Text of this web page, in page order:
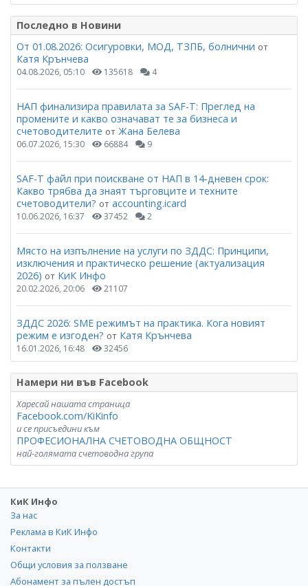
Последно в Новини
От 01.08.2026: Осигуровки, МОД, ТЗПБ, болнични от
Катя Крънчева
04.08.2026, 05:10 135618 4
НАП финализира правилата за SAF-T: Преглед на
промените и какво означават те за бизнеса и
счетоводителите от Жана Белева
06.07.2026, 15:30 66884 9
SAF-T файл при поискване от НАП в 14-дневен срок:
Какво трябва да знаят търговците и техните
счетоводители? от accounting.icard
10.06.2026, 16:37 37452 2
Място на изпълнение на услуги по ЗДДС: Принципи,
изключения и практическо решение (актуализация
2026) от КиК Инфо
20.02.2026, 20:06 21107
ЗДДС 2026: SME режимът на практика. Кога новият
режим е изгоден? от Катя Крънчева
16.01.2026, 16:48 32456
Намери ни във Facebook
Харесай нашата страница
Facebook.com/KiKinfo
и се присъедини към
ПРОФЕСИОНАЛНА СЧЕТОВОДНА ОБЩНОСТ
най-голямата счетоводна група
КиК Инфо
За нас
Реклама в КиК Инфо
Контакти
Общи условия за ползване
Абонамент за пълен достъп